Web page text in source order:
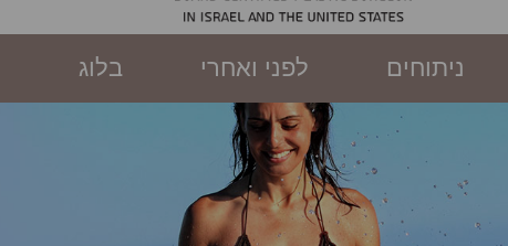
ניתוחים לפני ואחרי בלוג